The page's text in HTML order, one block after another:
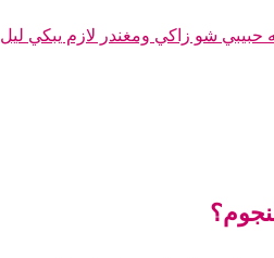
حبيبي شو زاكي ومغندر لازم يبكي ليل